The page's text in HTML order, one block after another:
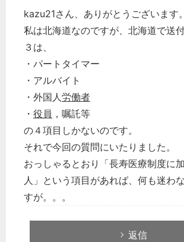
kazu21さん、ありがとうございます。
私は北海道なのですが、北海道で送
３は、
・パートタイマー
・アルバイト
・外国人労働者
・ 役員 ，嘱託等
の４項目しかないのです。
それで今回の質問にいたりました。
おっしゃるとおり「長寿医療制度に
人」という項目があれば、何も迷わ
すが。。。
返信